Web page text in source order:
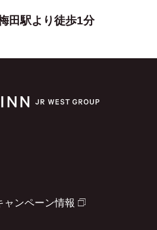
田駅より徒歩1分
ャンペーン情報